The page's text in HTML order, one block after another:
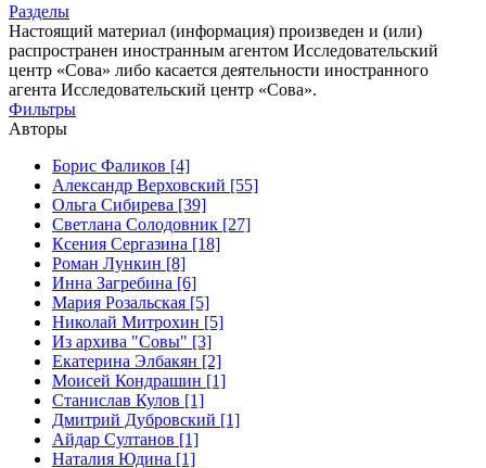
Разделы
Настоящий материал (информация) произведен и (или)
распространен иностранным агентом Исследовательский
центр «Сова» либо касается деятельности иностранного
агента Исследовательский центр «Сова».
Фильтры
Авторы
Борис Фаликов [4]
Александр Верховский [55]
Ольга Сибирева [39]
Светлана Солодовник [27]
Ксения Сергазина [18]
Роман Лункин [8]
Инна Загребина [6]
Мария Розальская [5]
Николай Митрохин [5]
Из архива "Совы" [3]
Екатерина Элбакян [2]
Моисей Кондрашин [1]
Станислав Кулов [1]
Дмитрий Дубровский [1]
Айдар Султанов [1]
Наталия Юдина [1]